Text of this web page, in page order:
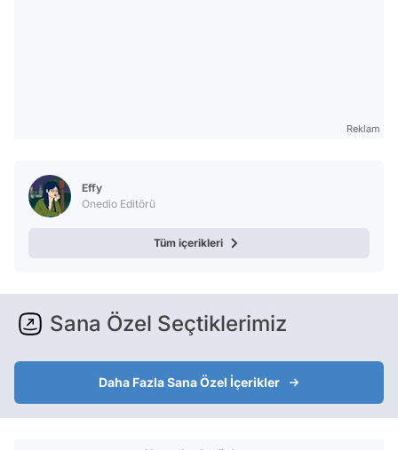
Reklam
Effy
Onedio Editörü
Tüm içerikleri
Sana Özel Seçtiklerimiz
Daha Fazla Sana Özel İçerikler